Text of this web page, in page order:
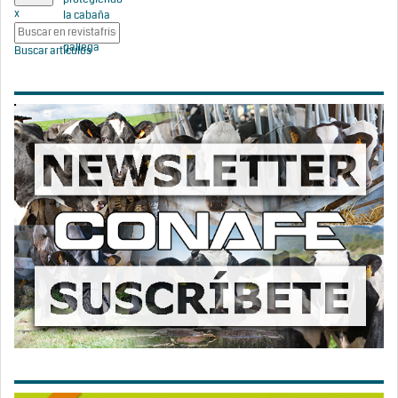
la cabaña
bovina
gallega
x
Buscar artículos